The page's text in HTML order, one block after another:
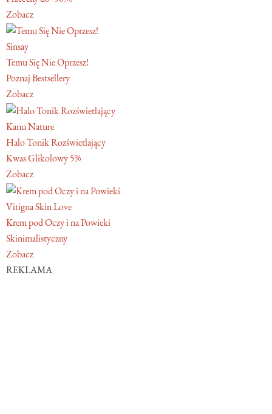
Zobacz
Sinsay
Temu Się Nie Oprzesz!
Poznaj Bestsellery
Zobacz
Kanu Nature
Halo Tonik Rozświetlający
Kwas Glikolowy 5%
Zobacz
Vitigna Skin Love
Krem pod Oczy i na Powieki
Skinimalistyczny
Zobacz
REKLAMA